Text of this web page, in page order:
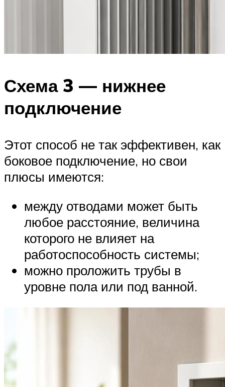
Схема 3 — нижнее
подключение
Этот способ не так эффективен, как
боковое подключение, но свои
плюсы имеются:
между отводами может быть
любое расстояние, величина
которого не влияет на
работоспособность системы;
можно проложить трубы в
уровне пола или под ванной.